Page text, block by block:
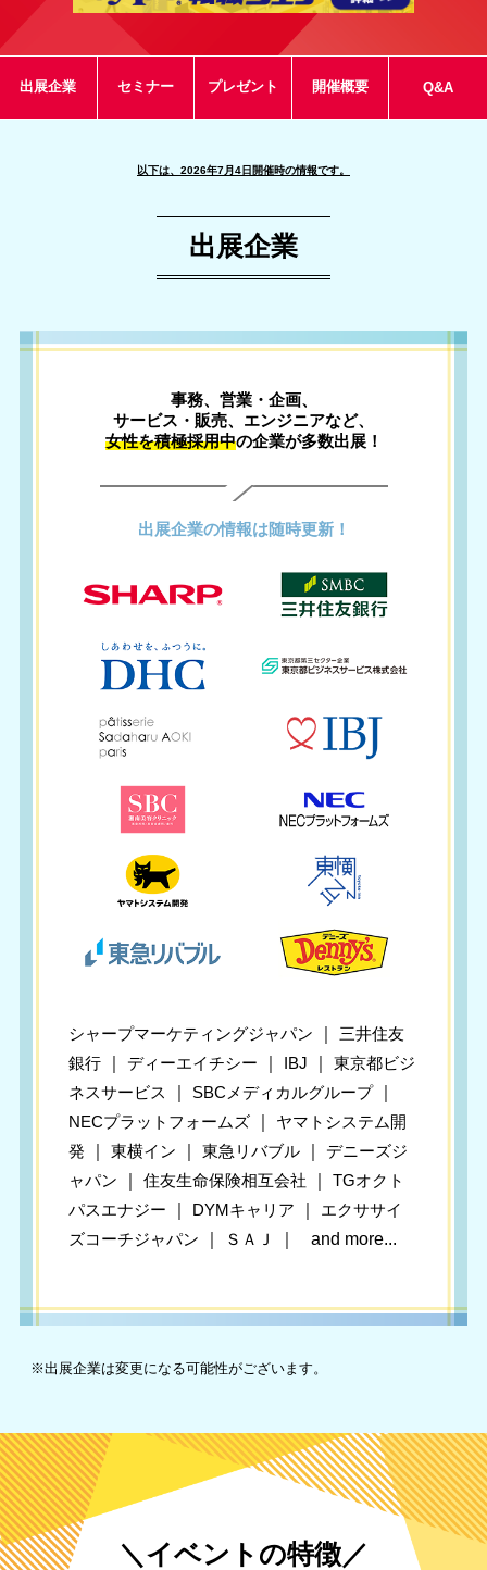
出展企業 セミナー プレゼント 開催概要 Q&A
以下は、2026年7月4日開催時の情報です。
出展企業
事務、営業・企画、
サービス・販売、エンジニアなど、
女性を積極採用中の企業が多数出展！
出展企業の情報は随時更新！
シャープマーケティングジャパン
三井住友
銀行
ディーエイチシー IBJ ｜東京都ビジ
ネスサービス
SBCメディカルグループ
NECプラットフォームズ
ヤマトシステム開
発
｜東横イン ｜東急リバブル
デニーズジ
ャパン
｜住友生命保険相互会社 ｜TGオクト
パスエナジー
DYMキャリア
エクササイ
ズコーチジャパン
ＳＡＪ and more...
※出展企業は変更になる可能性がございます。
＼イベントの特徴／